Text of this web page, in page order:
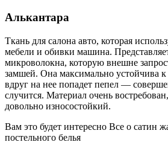
Алькантара
Ткань для салона авто, которая
мебели и обивки машина.
микроволокна, которую внешне
замшей. Она максимально устойчива
вдруг на нее попадет пепел —
случится. Материал очень
довольно износостойкий.
Вам это будет интересно Все о сатин
постельного белья